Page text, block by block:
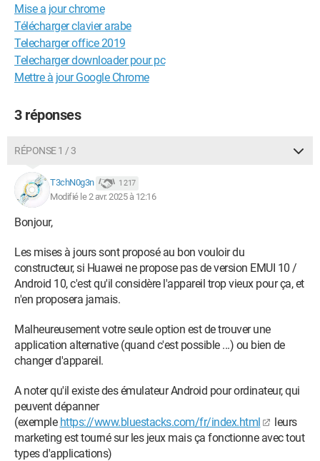
Mise a jour chrome
Télécharger clavier arabe
Telecharger office 2019
Telecharger downloader pour pc
Mettre à jour Google Chrome
3 réponses
RÉPONSE 1 / 3
T3chN0g3n 1 217
Modifié le 2 avr. 2025 à 12:16
Bonjour,
Les mises à jours sont proposé au bon vouloir du
constructeur, si Huawei ne propose pas de version EMUI 10 /
Android 10, c'est qu'il considère l'appareil trop vieux pour ça, et
n'en proposera jamais.
Malheureusement votre seule option est de trouver une
application alternative (quand c'est possible ...) ou bien de
changer d'appareil.
A noter qu'il existe des émulateur Android pour ordinateur, qui
peuvent dépanner
(exemple https://www.bluestacks.com/fr/index.html
leurs
marketing est tourné sur les jeux mais ça fonctionne avec tout
types d'applications)